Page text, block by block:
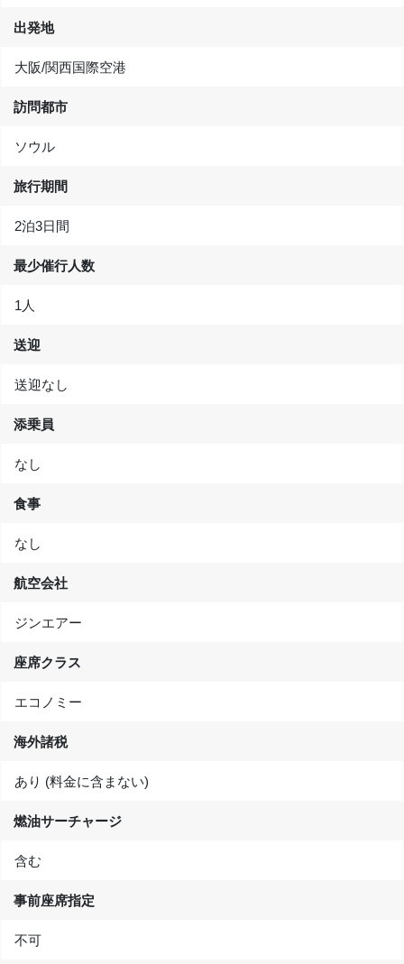
出発地
大阪/関西国際空港
訪問都市
ソウル
旅行期間
2泊3日間
最少催行人数
1人
送迎
送迎なし
添乗員
なし
食事
なし
航空会社
ジンエアー
座席クラス
エコノミー
海外諸税
あり (料金に含まない)
燃油サーチャージ
含む
事前座席指定
不可